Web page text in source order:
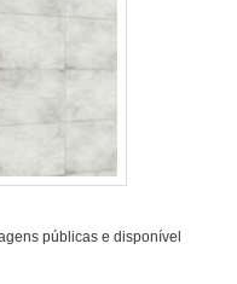
públicas e disponível